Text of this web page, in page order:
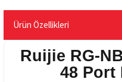
Ürün Özellikleri
Ruijie RG-
48 Port